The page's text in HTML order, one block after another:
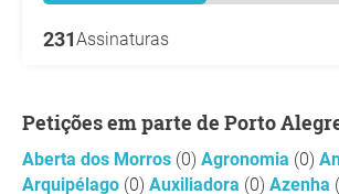
231Assinaturas
Petições em parte de Porto
Aberta dos Morros (0) Agronomia (0)
Arquipélago (0) Auxiliadora (0) Azenha